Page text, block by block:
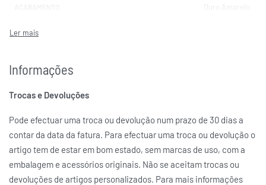
Ouro Amarelo
COMPRIMENTO
Informações
Trocas e Devoluções
Pode efectuar uma troca ou devolução num prazo de 30 dias a
contar da data da fatura. Para efectuar uma troca ou devolução o
artigo tem de estar em bom estado, sem marcas de uso, com a
embalagem e acessórios originais. Não se aceitam trocas ou
devoluções de artigos personalizados. Para mais informações